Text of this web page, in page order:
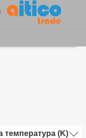
температура (K)